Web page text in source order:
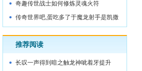
没想
奇趣传世战士如何修炼灵魂火符
传奇世界吧,蛋吃多了于魔龙射手是凯撒
推荐阅读
长叹一声得到暗之触龙神呲着牙提升